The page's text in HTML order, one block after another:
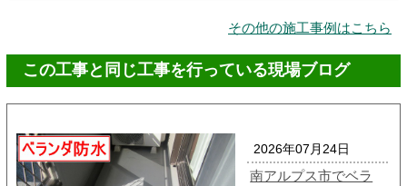
その他の施工事例はこちら
この工事と同じ工事を行っている現場ブログ
2026年07月24日
南アルプス市でベラ